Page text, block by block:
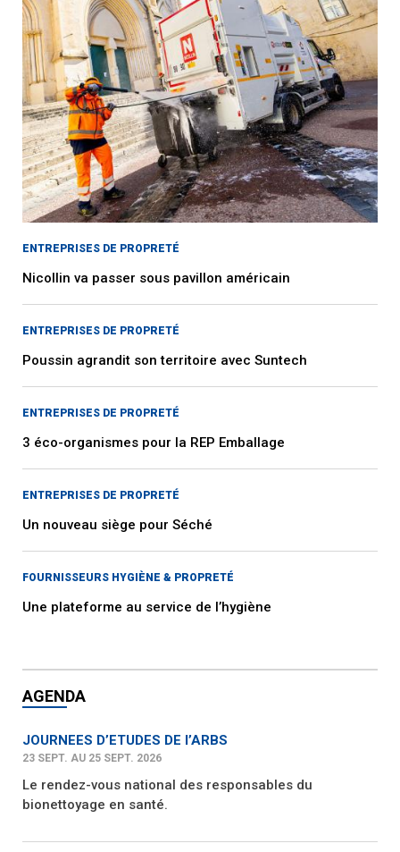
ENTREPRISES DE PROPRETÉ
Nicollin va passer sous pavillon américain
ENTREPRISES DE PROPRETÉ
Poussin agrandit son territoire avec Suntech
ENTREPRISES DE PROPRETÉ
3 éco-organismes pour la REP Emballage
ENTREPRISES DE PROPRETÉ
Un nouveau siège pour Séché
FOURNISSEURS HYGIÈNE & PROPRETÉ
Une plateforme au service de l’hygiène
AGENDA
JOURNEES D’ETUDES DE l’ARBS
23 SEPT. AU 25 SEPT. 2026
Le rendez-vous national des responsables du
bionettoyage en santé.